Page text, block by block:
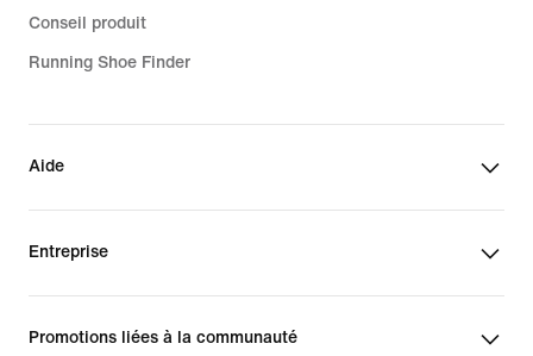
Conseil produit
Running Shoe Finder
Aide
Entreprise
Promotions liées à la communauté